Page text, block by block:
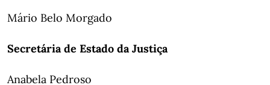
Mário Belo Morgado
Secretária de Estado da Justiça
Anabela Pedroso